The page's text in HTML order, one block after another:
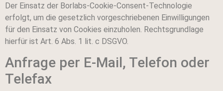
Der Einsatz der Borlabs-Cookie-Consent-Technologie
erfolgt, um die gesetzlich vorgeschriebenen Einwilligungen
für den Einsatz von Cookies einzuholen. Rechtsgrundlage
hierfür ist Art. 6 Abs. 1 lit. c DSGVO.
Anfrage per E-Mail, Telefon oder
Telefax